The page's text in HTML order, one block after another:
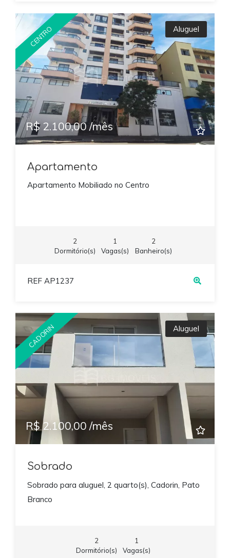
CENTRO Aluguel
R$ 2.100,00 /mês
Apartamento
Apartamento Mobiliado no Centro
2
Dormitório(s)
1
Vagas(s)
2
Banheiro(s)
REF AP1237
CADORIN Aluguel
R$ 2.100,00 /mês
Sobrado
Sobrado para aluguel, 2 quarto(s), Cadorin, Pato
Branco
2
Dormitório(s)
1
Vagas(s)